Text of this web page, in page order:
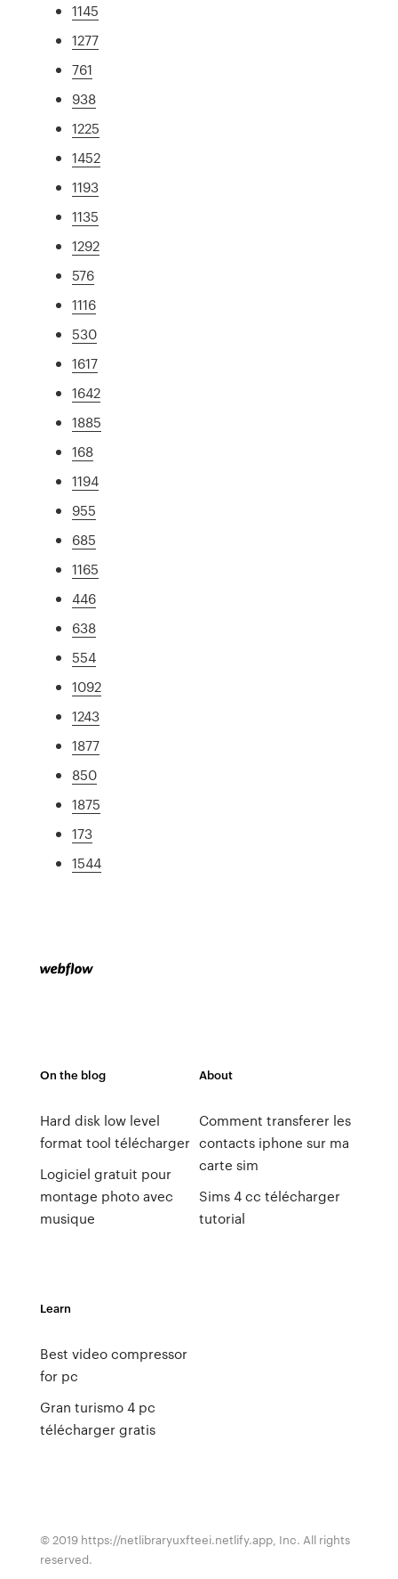
1145
1277
761
938
1225
1452
1193
1135
1292
576
1116
530
1617
1642
1885
168
1194
955
685
1165
446
638
554
1092
1243
1877
850
1875
173
1544
On the blog
Hard disk low level
format tool télécharger
Logiciel gratuit pour
montage photo avec
musique
About
Comment transferer les
contacts iphone sur ma
carte sim
Sims 4 cc télécharger
tutorial
Learn
Best video compressor
for pc
Gran turismo 4 pc
télécharger gratis
© 2019 https://netlibraryuxfteei.netlify.app, Inc. All rights
reserved.